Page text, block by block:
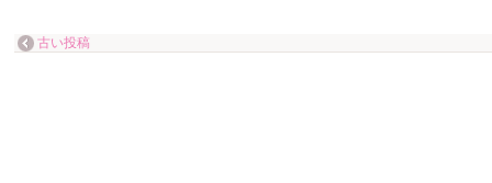
古い投稿